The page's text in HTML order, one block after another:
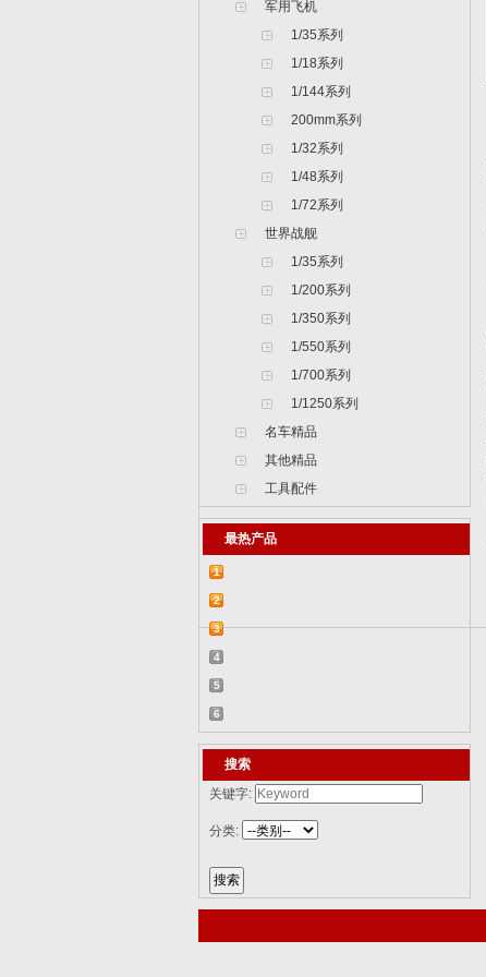
军用飞机
1/35系列
1/18系列
1/144系列
200mm系列
1/32系列
1/48系列
1/72系列
世界战舰
1/35系列
1/200系列
1/350系列
1/550系列
1/700系列
1/1250系列
名车精品
其他精品
工具配件
最热产品
1
【2015-07-07】德国BR 52型蒸汽机车
829...
2
【2015-07-06】德国LWS水陆两栖牵引车
82...
3
【2018-08-31】中国ZTL-11轮式装甲突击
车 ...
4
【2015-12-31】加拿大豹2A4M主战坦克
8386...
5
【2014-12-10】俄罗斯KrAZ-255B军用卡
车85...
6
【2014-12-10】以色列阿奇扎里特装甲运
兵...搜索
关键字:
分类: